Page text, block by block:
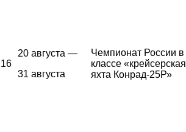
16
20 августа —
31 августа
Чемпионат России в
классе «крейсерская
яхта Конрад-25Р»